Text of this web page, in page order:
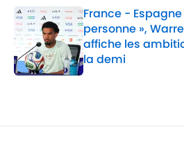
France -
personne »,
affiche les
la demi
Published by on